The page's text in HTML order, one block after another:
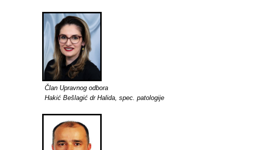
Član Upravnog odbora
Hakić Bešlagić dr Halida, spec. patologije